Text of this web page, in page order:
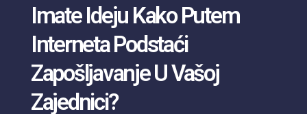
Imate Ideju Kako Putem
Interneta Podstaći
Zapošljavanje U Vašoj
Zajednici?